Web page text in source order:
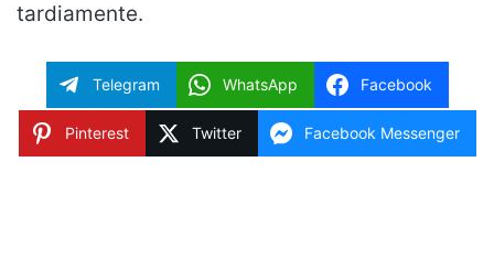
tardiamente.
Telegram WhatsApp Facebook
Pinterest Twitter Facebook Messenger